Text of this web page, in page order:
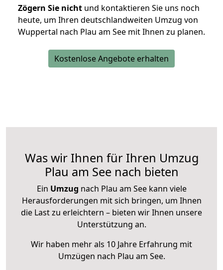
Zögern Sie nicht und kontaktieren Sie uns noch
heute, um Ihren deutschlandweiten Umzug von
Wuppertal nach Plau am See mit Ihnen zu planen.
Kostenlose Angebote erhalten
Was wir Ihnen für Ihren Umzug
Plau am See nach bieten
Ein Umzug nach Plau am See kann viele
Herausforderungen mit sich bringen, um Ihnen
die Last zu erleichtern – bieten wir Ihnen unsere
Unterstützung an.
Wir haben mehr als 10 Jahre Erfahrung mit
Umzügen nach Plau am See.